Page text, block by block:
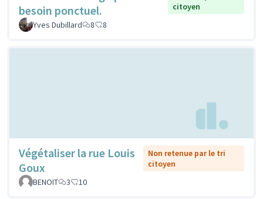
besoin ponctuel.
citoyen
Yves Dubillard
8 8
Végétaliser la rue Louis
Goux
Non retenue par le tri
citoyen
BENOIT
3 10